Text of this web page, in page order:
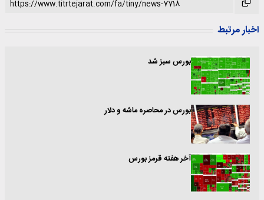
اخبار مرتبط
بورس سبز شد
بورس در محاصره ماشه و دلار
آخر هفته قرمز بورس